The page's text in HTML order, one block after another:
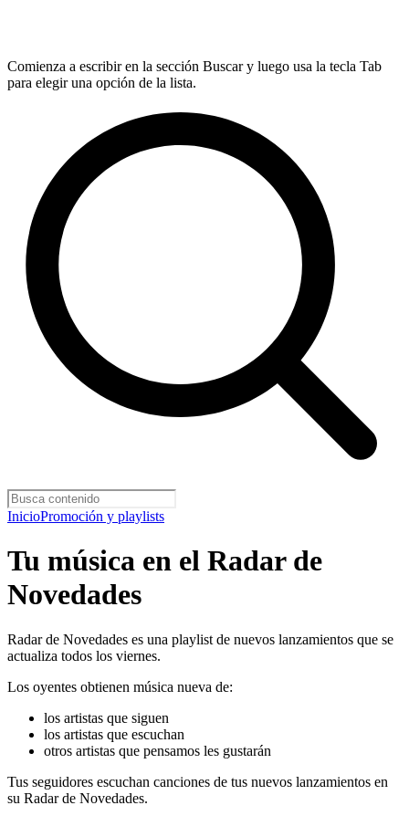
Comienza a escribir en la sección Buscar y luego usa la tecla Tab
para elegir una opción de la lista.
InicioPromoción y playlists
Tu música en el Radar de
Novedades
Radar de Novedades es una playlist de nuevos lanzamientos que se
actualiza todos los viernes.
Los oyentes obtienen música nueva de:
los artistas que siguen
los artistas que escuchan
otros artistas que pensamos les gustarán
Tus seguidores escuchan canciones de tus nuevos lanzamientos en
su Radar de Novedades.